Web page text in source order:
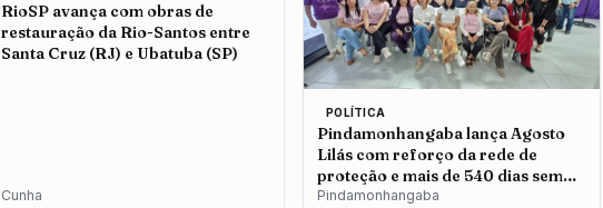
RioSP avança com obras de
restauração da Rio-Santos entre
Santa Cruz (RJ) e Ubatuba (SP)
Cunha
POLÍTICA
Pindamonhangaba lança Agosto
Lilás com reforço da rede de
proteção e mais de 540 dias sem
feminicídio
Pindamonhangaba